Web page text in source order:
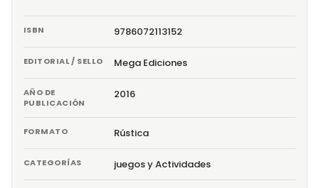
ISBN 9786072113152
EDITORIAL / SELLO Mega Ediciones
AÑO DE
PUBLICACIÓN
2016
FORMATO Rústica
CATEGORÍAS juegos y Actividades